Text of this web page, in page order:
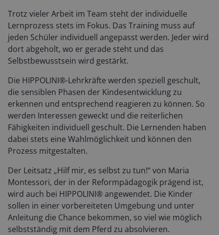
Trotz vieler Arbeit im Team steht der individuelle
Lernprozess stets im Fokus. Das Training muss auf
jeden Schüler individuell angepasst werden. Jeder wird
dort abgeholt, wo er gerade steht und das
Selbstbewusstsein wird gestärkt.
Die HIPPOLINI®-Lehrkräfte werden speziell geschult,
die sensiblen Phasen der Kindesentwicklung zu
erkennen und entsprechend reagieren zu können. So
werden Interessen geweckt und die reiterlichen
Fähigkeiten individuell geschult. Die Lernenden haben
dabei stets eine Wahlmöglichkeit und können den
Prozess mitgestalten.
Der Leitsatz „Hilf mir, es selbst zu tun!“ von Maria
Montessori, der in der Reformpädagogik prägend ist,
wird auch bei HIPPOLINI® angewendet. Die Kinder
sollen in einer vorbereiteten Umgebung und unter
Anleitung die Chance bekommen, so viel wie möglich
selbstständig mit dem Pferd zu absolvieren.